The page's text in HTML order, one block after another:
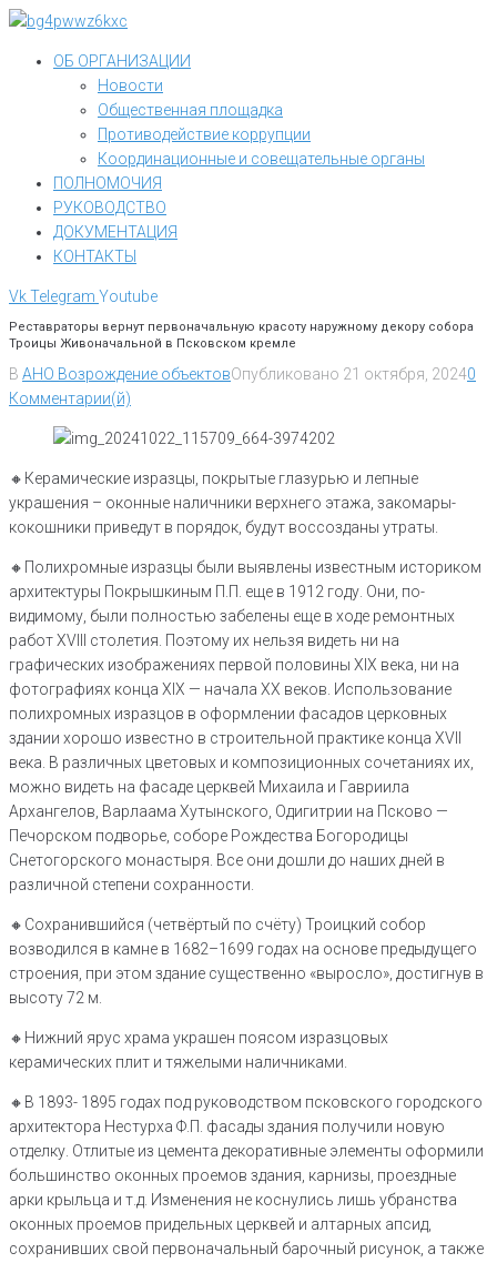
Перейти
контентуОБ ОРГАНИЗАЦИИ
Новости
Общественная площадка
Противодействие коррупции
Координационные и совещательные органы
ПОЛНОМОЧИЯ
РУКОВОДСТВО
ДОКУМЕНТАЦИЯ
КОНТАКТЫ
VkTelegram Youtube
Реставраторы вернут первоначальную красоту наружному декору собора
Троицы Живоначальной в Псковском кремле
В АНО Возрождение объектовОпубликовано 21 октября, 20240
Комментарии(й)
🔸️Керамические изразцы, покрытые глазурью и лепные
украшения – оконные наличники верхнего этажа, закомары-
кокошники приведут в порядок, будут воссозданы утраты.
🔸️Полихромные изразцы были выявлены известным историком
архитектуры Покрышкиным П.П. еще в 1912 году. Они, по-
видимому, были полностью забелены еще в ходе ремонтных
работ XVIII столетия. Поэтому их нельзя видеть ни на
графических изображениях первой половины XIX века, ни на
фотографиях конца XIX — начала XX веков. Использование
полихромных изразцов в оформлении фасадов церковных
здании хорошо известно в строительной практике конца XVII
века. В различных цветовых и композиционных сочетаниях их,
можно видеть на фасаде церквей Михаила и Гавриила
Архангелов, Варлаама Хутынского, Одигитрии на Псково —
Печорском подворье, соборе Рождества Богородицы
Снетогорского монастыря. Все они дошли до наших дней в
различной степени сохранности.
🔸️Сохранившийся (четвёртый по счёту) Троицкий собор
возводился в камне в 1682–1699 годах на основе предыдущего
строения, при этом здание существенно «выросло», достигнув в
высоту 72 м.
🔸️Нижний ярус храма украшен поясом изразцовых
керамических плит и тяжелыми наличниками.
🔸️В 1893- 1895 годах под руководством псковского городского
архитектора Нестурха Ф.П. фасады здания получили новую
отделку. Отлитые из цемента декоративные элементы оформили
большинство оконных проемов здания, карнизы, проездные
арки крыльца и т.д. Изменения не коснулись лишь убранства
оконных проемов придельных церквей и алтарных апсид,
сохранивших свой первоначальный барочный рисунок, а также